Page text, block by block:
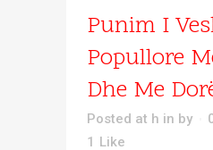
Punim I
Popullore
Dhe Me
Posted at h in by
1 Like